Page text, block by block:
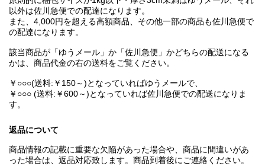
以外は佐川急便での配達になります。
また、4,000円を超える高額商品、その他一部の商品も佐川急便で
の配達になります。
該当商品が「ゆうメール」か「佐川急便」かどちらの配送になる
かは、商品代金の右の送料をご覧ください。
￥○○○(送料:￥150～)となっていればゆうメールで、
￥○○○ (送料:￥600～)となっていれば佐川急便での配送になりま
す。
返品について
商品情報の記載に重要な欠陥があった場合や、商品に間違いがあ
った場合は、返品対応致します。商品到着後にご連絡ください。